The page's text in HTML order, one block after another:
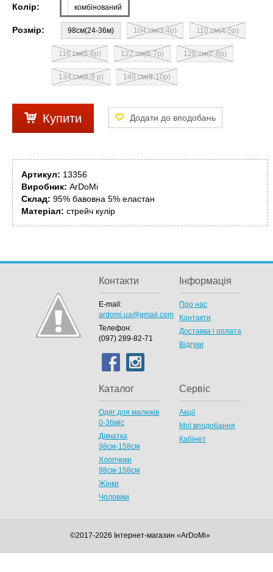
Колір: комбінований
Розмір: 98см(24-36м) 104 см(3-4р) 110 см(4-5р)
116 см(5-6р) 122 см(6-7р) 128 см(7-8р)
134 см(8-9 р) 140 см(9-10р)
Купити
Артикул: 13356
Виробник: ArDoMi
Склад: 95% бавовна 5% еластан
Матеріал: стрейч кулір
Контакти
E-mail:
ardomi.ua@gmail.com
Телефон:
(097) 289-82-71
Інформація
Про нас
Контакти
Доставка і оплата
Відгуки
Каталог
Одяг для малюків
0-36міс
Дівчатка
98cм-158см
Хлопчики
98см-158см
Жінки
Чоловіки
Сервіс
Акції
Мої вподобання
Кабінет
©2017-2026 Інтернет-магазин «ArDoMi»